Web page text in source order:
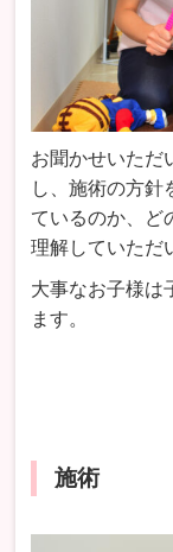
お聞かせいただ
し、施術の方針
ているのか、ど
理解していただ
大事なお子様は
ます。
施術